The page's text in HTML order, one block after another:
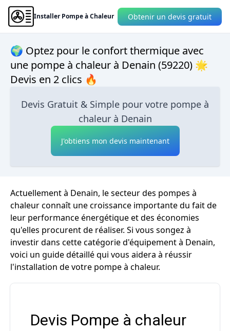
Installer Pompe à Chaleur Obtenir un devis gratuit
🌍 Optez pour le confort thermique avec
une pompe à chaleur à Denain (59220) 🌟
Devis en 2 clics 🔥
Devis Gratuit & Simple pour votre pompe à
chaleur à Denain
J'obtiens mon devis maintenant
Actuellement à Denain, le secteur des pompes à
chaleur connaît une croissance importante du fait de
leur performance énergétique et des économies
qu'elles procurent de réaliser. Si vous songez à
investir dans cette catégorie d'équipement à Denain,
voici un guide détaillé qui vous aidera à réussir
l'installation de votre pompe à chaleur.
Devis Pompe à chaleur